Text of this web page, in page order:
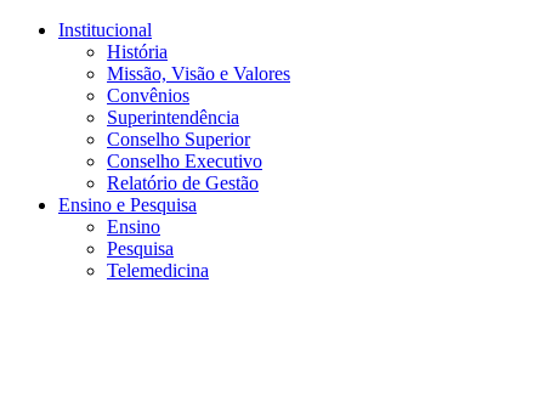
Conteúdo principal
Institucional
História
Missão, Visão e Valores
Convênios
Superintendência
Conselho Superior
Conselho Executivo
Relatório de Gestão
Ensino e Pesquisa
Ensino
Pesquisa
Telemedicina